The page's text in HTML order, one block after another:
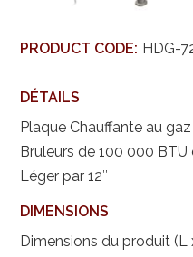
PRODUCT CODE: HDG-
DÉTAILS
Plaque Chauffante au
Bruleurs de 100 000
Léger par 12″
DIMENSIONS
Dimensions du produit (L